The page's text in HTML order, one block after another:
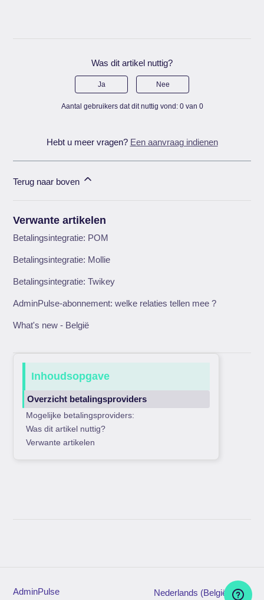
Was dit artikel nuttig?
Ja Nee
Aantal gebruikers dat dit nuttig vond: 0 van 0
Hebt u meer vragen? Een aanvraag indienen
Terug naar boven
Verwante artikelen
Betalingsintegratie: POM
Betalingsintegratie: Mollie
Betalingsintegratie: Twikey
AdminPulse-abonnement: welke relaties tellen mee ?
What's new - België
Inhoudsopgave
Overzicht betalingsproviders
Mogelijke betalingsproviders:
Was dit artikel nuttig?
Verwante artikelen
AdminPulse Nederlands (België)